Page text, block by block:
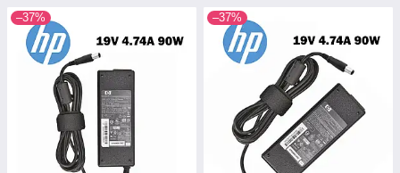
–37% –37%